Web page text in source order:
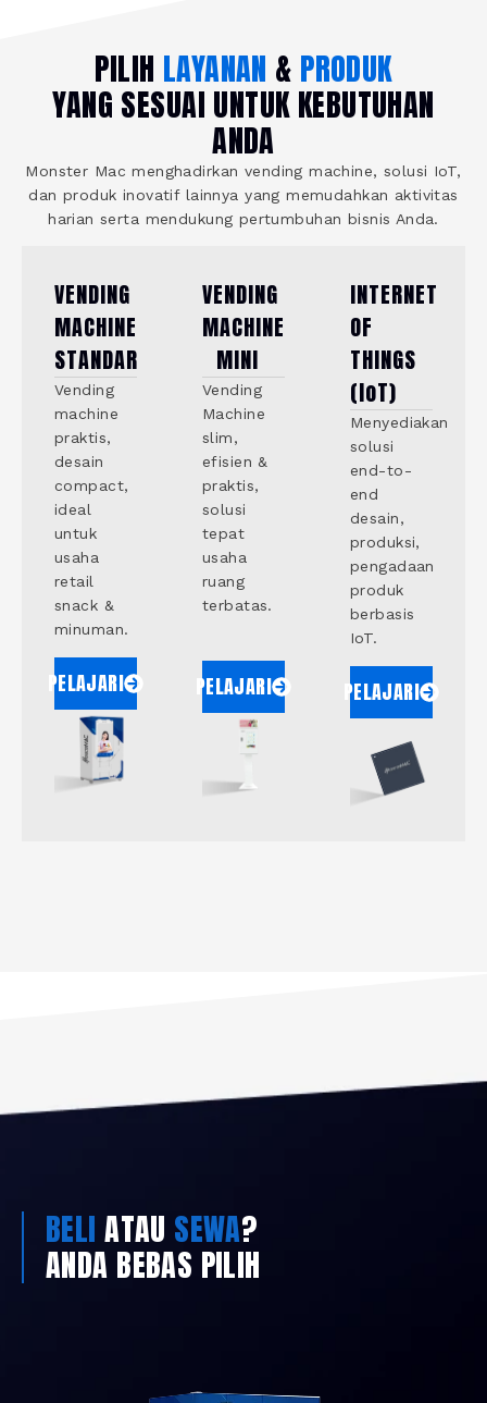
PILIH LAYANAN & PRODUK
YANG SESUAI UNTUK KEBUTUHAN
ANDA
Monster Mac menghadirkan vending machine, solusi IoT,
dan produk inovatif lainnya yang memudahkan aktivitas
harian serta mendukung pertumbuhan bisnis Anda.
VENDING
MACHINE
STANDAR
Vending
machine
praktis,
desain
compact,
ideal
untuk
usaha
retail
snack &
minuman.
PELAJARI
VENDING
MACHINE
MINI
Vending
Machine
slim,
efisien &
praktis,
solusi
tepat
usaha
ruang
terbatas.
PELAJARI
INTERNET
OF
THINGS
(IoT)
Menyediakan
solusi
end-to-
end
desain,
produksi,
pengadaan
produk
berbasis
IoT.
PELAJARI
BELI ATAU SEWA?
ANDA BEBAS PILIH